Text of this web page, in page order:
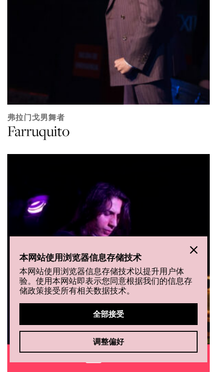
弗拉门戈男舞者
Farruquito
本网站使用浏览器信息存储技术
本网站使用浏览器信息存储技术以提升用户体
验。使用本网站即表示您同意根据我们的信息存
储政策接受所有相关数据技术。
全部接受
调整偏好